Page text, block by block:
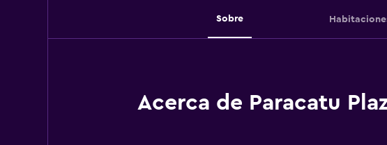
Sobre
Acerca de Paracatu